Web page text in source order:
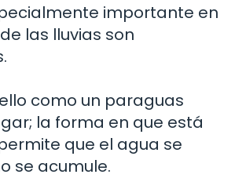
importante en
las lluvias son
como un paraguas
la forma en que está
que el agua se
se acumule.